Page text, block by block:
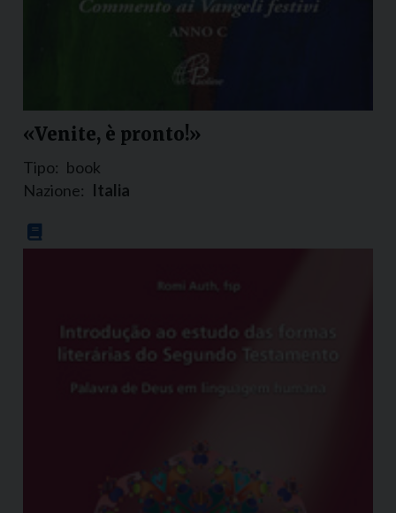
«Venite, è pronto!»
Tipo: book
Nazione: Italia